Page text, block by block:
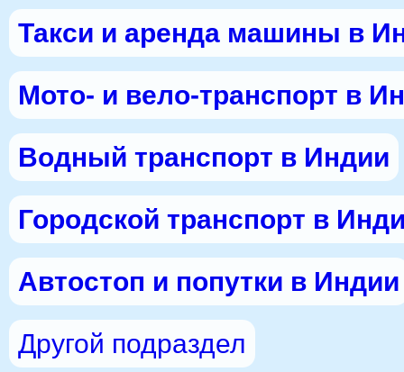
Такси и аренда машины в
Мото- и вело-транспорт в
Водный транспорт в Индии
Городской транспорт в
Автостоп и попутки в Индии
Другой подраздел